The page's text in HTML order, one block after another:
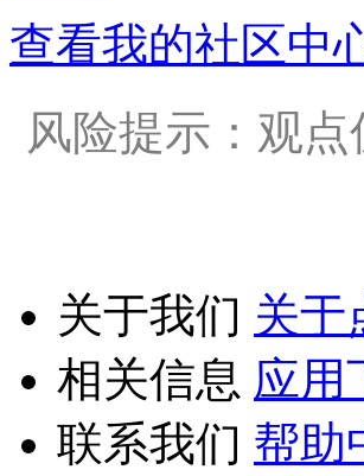
查看我的社区中
风险提示：观
关于我们 关于
相关信息 应用
联系我们 帮助